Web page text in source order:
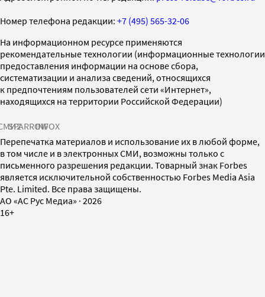
Номер телефона редакции: +7 (495) 565-32-06
На информационном ресурсе применяются
рекомендательные технологии (информационные технологии
предоставления информации на основе сбора,
систематизации и анализа сведений, относящихся
к предпочтениям пользователей сети «Интернет»,
находящихся на территории Российской Федерации)
SPARROWINFOX
Перепечатка материалов и использование их в любой форме,
в том числе и в электронных СМИ, возможны только с
письменного разрешения редакции. Товарный знак Forbes
является исключительной собственностью Forbes Media Asia
Pte. Limited. Все права защищены.
AO «АС Рус Медиа» · 2026
16+